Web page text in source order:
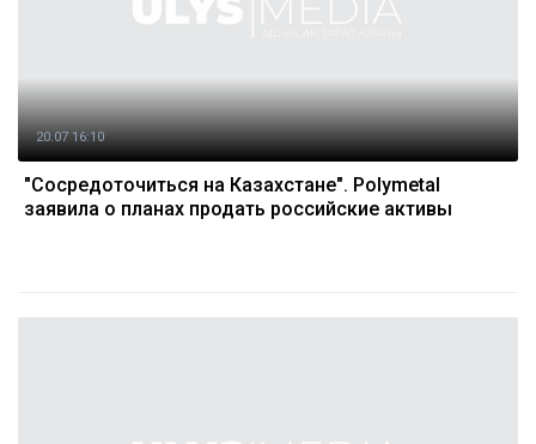
20.07 16:10
"Сосредоточиться на Казахстане". Polymetal
заявила о планах продать российские активы